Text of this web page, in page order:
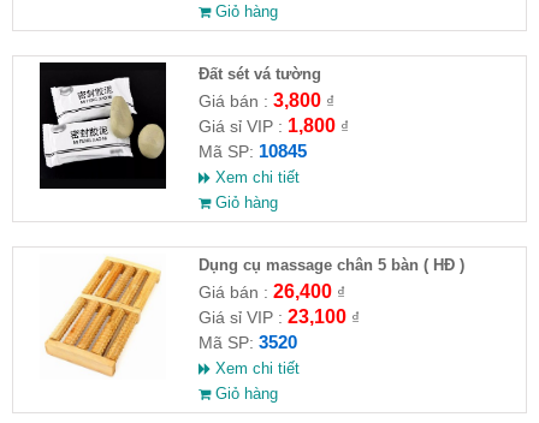
Giỏ hàng
Đất sét vá tường
Giá bán : 3,800₫
Giá sỉ VIP : 1,800₫
Mã SP: 10845
Xem chi tiết
Giỏ hàng
Dụng cụ massage chân 5 bàn ( HĐ )
Giá bán : 26,400₫
Giá sỉ VIP : 23,100₫
Mã SP: 3520
Xem chi tiết
Giỏ hàng